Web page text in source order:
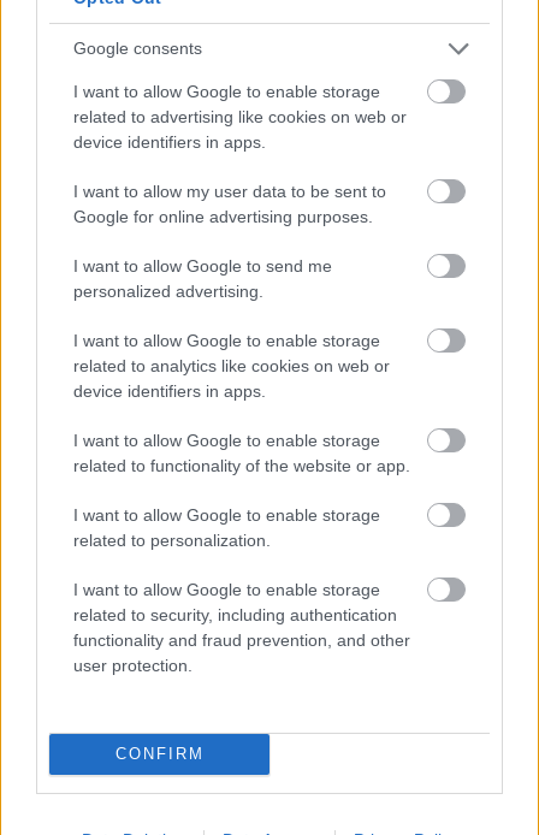
Google consents
I want to allow Google to enable storage
related to advertising like cookies on web or
device identifiers in apps.
I want to allow my user data to be sent to
Google for online advertising purposes.
I want to allow Google to send me
personalized advertising.
I want to allow Google to enable storage
related to analytics like cookies on web or
device identifiers in apps.
I want to allow Google to enable storage
related to functionality of the website or app.
I want to allow Google to enable storage
related to personalization.
I want to allow Google to enable storage
related to security, including authentication
functionality and fraud prevention, and other
user protection.
CONFIRM